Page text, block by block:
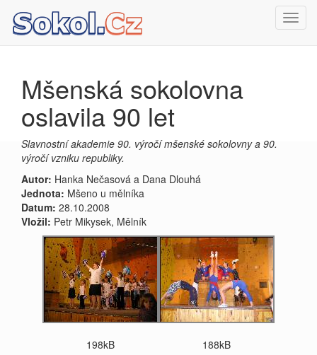
Mšenská sokolovna
oslavila 90 let
Slavnostní akademie 90. výročí mšenské sokolovny a 90.
výročí vzniku republiky.
Autor: Hanka Nečasová a Dana Dlouhá
Jednota: Mšeno u mělníka
Datum: 28.10.2008
Vložil: Petr Mikysek, Mělník
198kB 188kB